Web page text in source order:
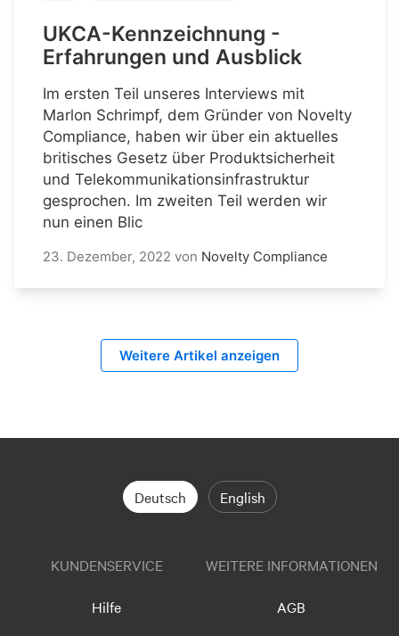
UKCA-Kennzeichnung -
Erfahrungen und Ausblick
Im ersten Teil unseres Interviews mit
Marlon Schrimpf, dem Gründer von Novelty
Compliance, haben wir über ein aktuelles
britisches Gesetz über Produktsicherheit
und Telekommunikationsinfrastruktur
gesprochen. Im zweiten Teil werden wir
nun einen Blic
23. Dezember, 2022 von Novelty Compliance
Weitere Artikel anzeigen
Deutsch English
KUNDENSERVICE
Hilfe
WEITERE INFORMATIONEN
AGB